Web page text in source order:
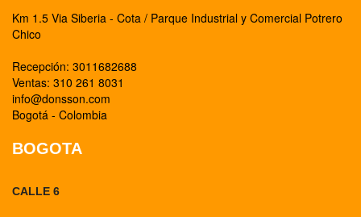
Km 1.5 Via Siberia - Cota / Parque Industrial y Comercial Potrero
Chico
Recepción: 3011682688
Ventas: 310 261 8031
info@donsson.com
Bogotá - Colombia
BOGOTA
CALLE 6